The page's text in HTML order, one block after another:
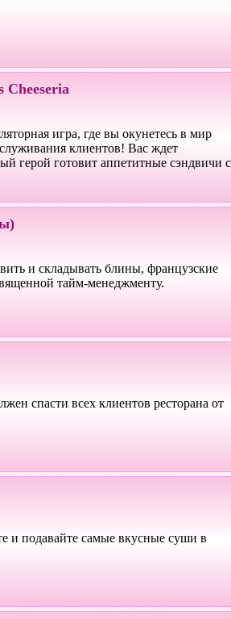
Cheeseria
игра, где вы окунетесь в мир
клиентов! Вас ждет
герой готовит аппетитные сэндвичи с
и складывать блины, французские
тайм-менеджменту.
спасти всех клиентов ресторана от
и подавайте самые вкусные суши в